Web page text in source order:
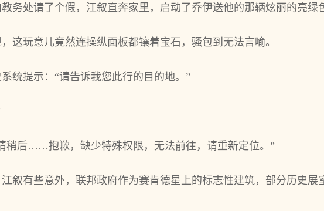
务处请了个假，江叙直奔家里，启动了乔伊送他的那辆炫丽的亮绿
这玩意儿竟然连操纵面板都镶着宝石，骚包到无法言喻。
统提示：“请告诉我您此行的目的地。”
稍后……抱歉，缺少特殊权限，无法前往，请重新定位。”
叙有些意外，联邦政府作为赛肯德星上的标志性建筑，部分历史展